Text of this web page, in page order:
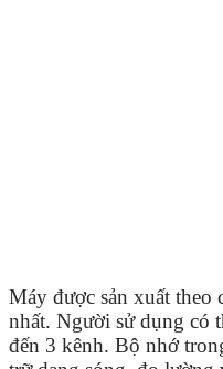
Máy được sản xuất theo
nhất. Người sử dụng có
đến 3 kênh. Bộ nhớ